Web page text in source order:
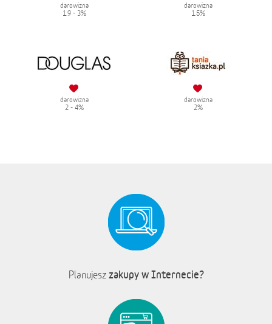
darowizna
1.9 - 3%
darowizna
1.5%
darowizna
2 - 4%
darowizna
2%
Planujesz zakupy w Internecie?